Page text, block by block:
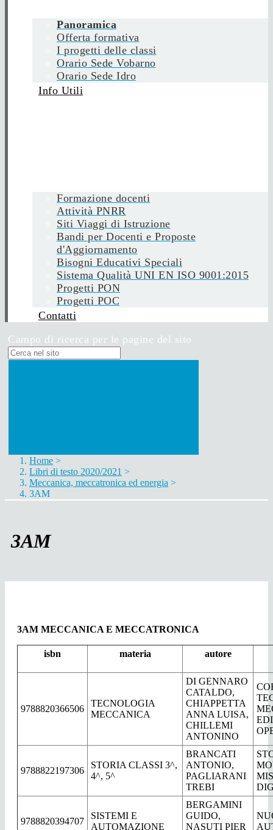
Panoramica
Offerta formativa
I progetti delle classi
Orario Sede Vobarno
Orario Sede Idro
Info Utili
Formazione docenti
Attività PNRR
Siti Viaggi di Istruzione
Bandi per Docenti e Proposte
d'Aggiornamento
Bisogni Educativi Speciali
Sistema Qualità UNI EN ISO 9001:2015
Progetti PON
Progetti POC
Contatti
Campo di ricerca per le pagine del sito
Home >
Libri di testo 2020/2021 >
Meccanica, meccatronica ed energia >
3AM
3AM
3AM MECCANICA E MECCATRONICA
isbn materia autore
9788820366506
TECNOLOGIA
MECCANICA
DI GENNARO
CATALDO,
CHIAPPETTA
ANNA LUISA,
CHILLEMI
ANTONINO
9788822197306
STORIA CLASSI 3^,
4^, 5^
BRANCATI
ANTONIO,
PAGLIARANI
TREBI
9788820394707
SISTEMI E
AUTOMAZIONE
BERGAMINI
GUIDO,
NASUTI PIER